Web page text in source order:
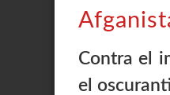
Contra el
el